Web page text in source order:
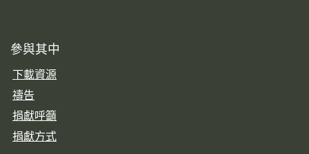
參與其中
下載資源
禱告
捐獻呼籲
捐獻方式